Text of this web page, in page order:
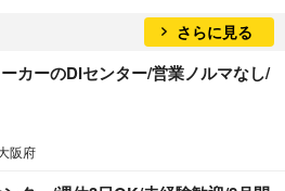
さらに見る
カーのDIセンター/営業ノルマなし/
阪府